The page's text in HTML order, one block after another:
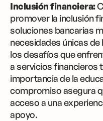
Inclusión financiera:
promover la inclusión
soluciones bancarias
necesidades únicas
los desafíos que
a servicios financieros
importancia de la
compromiso asegura
acceso a una
apoyo.